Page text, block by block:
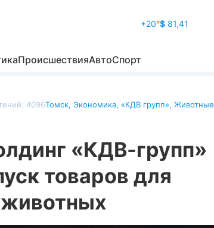
+20°$ 81,41
ПроисшествияАвтоСпорт
4096Томск, Экономика, «КДВ групп», Животные
«КДВ-групп»
товаров для